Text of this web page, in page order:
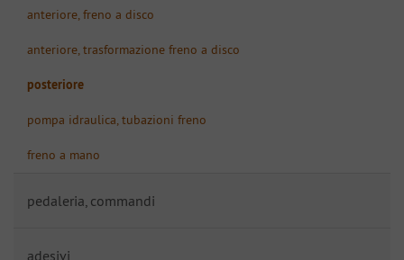
anteriore, freno a disco
anteriore, trasformazione freno a disco
posteriore
pompa idraulica, tubazioni freno
freno a mano
pedaleria, commandi
adesivi